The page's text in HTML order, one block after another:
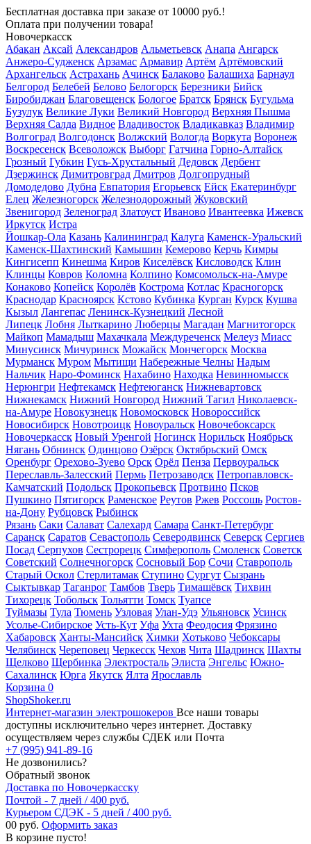
Бесплатная доставка при заказе от 10000 руб.!
Оплата при получении товара!
Новочеркасск
Абакан Аксай Александров Альметьевск Анапа Ангарск
Анжеро-Судженск Арзамас Армавир Артём Артёмовский
Архангельск Астрахань Ачинск Балаково Балашиха Барнаул
Белгород Белебей Белово Белогорск Березники Бийск
Биробиджан Благовещенск Бологое Братск Брянск Бугульма
Бузулук Великие Луки Великий Новгород Верхняя Пышма
Верхняя Салда Видное Владивосток Владикавказ Владимир
Волгоград Волгодонск Волжский Вологда Воркута Воронеж
Воскресенск Всеволожск Выборг Гатчина Горно-Алтайск
Грозный Губкин Гусь-Хрустальный Дедовск Дербент
Дзержинск Димитровград Дмитров Долгопрудный
Домодедово Дубна Евпатория Егорьевск Ейск Екатеринбург
Елец Железногорск Железнодорожный Жуковский
Звенигород Зеленоград Златоуст Иваново Ивантеевка Ижевск
Иркутск Истра
Йошкар-Ола Казань Калининград Калуга Каменск-Уральский
Каменск-Шахтинский Камышин Кемерово Керчь Кимры
Кингисепп Кинешма Киров Киселёвск Кисловодск Клин
Клинцы Ковров Коломна Колпино Комсомольск-на-Амуре
Конаково Копейск Королёв Кострома Котлас Красногорск
Краснодар Красноярск Кстово Кубинка Курган Курск Кушва
Кызыл Лангепас Ленинск-Кузнецкий Лесной
Липецк Лобня Лыткарино Люберцы Магадан Магнитогорск
Майкоп Мамадыш Махачкала Междуреченск Мелеуз Миасс
Минусинск Мичуринск Можайск Мончегорск Москва
Мурманск Муром Мытищи Набережные Челны Надым
Нальчик Наро-Фоминск Нахабино Находка Невинномысск
Нерюнгри Нефтекамск Нефтеюганск Нижневартовск
Нижнекамск Нижний Новгород Нижний Тагил Николаевск-
на-Амуре Новокузнецк Новомосковск Новороссийск
Новосибирск Новотроицк Новоуральск Новочебоксарск
Новочеркасск Новый Уренгой Ногинск Норильск Ноябрьск
Нягань Обнинск Одинцово Озёрск Октябрьский Омск
Оренбург Орехово-Зуево Орск Орёл Пенза Первоуральск
Переславль-Залесский Пермь Петрозаводск Петропавловск-
Камчатский Подольск Прокопьевск Протвино Псков
Пушкино Пятигорск Раменское Реутов Ржев Россошь Ростов-
на-Дону Рубцовск Рыбинск
Рязань Саки Салават Салехард Самара Санкт-Петербург
Саранск Саратов Севастополь Северодвинск Северск Сергиев
Посад Серпухов Сестрорецк Симферополь Смоленск Советск
Советский Солнечногорск Сосновый Бор Сочи Ставрополь
Старый Оскол Стерлитамак Ступино Сургут Сызрань
Сыктывкар Таганрог Тамбов Тверь Тимашёвск Тихвин
Тихорецк Тобольск Тольятти Томск Туапсе
Туймазы Тула Тюмень Узловая Улан-Удэ Ульяновск Усинск
Усолье-Сибирское Усть-Кут Уфа Ухта Феодосия Фрязино
Хабаровск Ханты-Мансийск Химки Хотьково Чебоксары
Челябинск Череповец Черкесск Чехов Чита Шадринск Шахты
Щелково Щербинка Электросталь Элиста Энгельс Южно-
Сахалинск Юрга Якутск Ялта Ярославль
Корзина 0
ShopShoker.ru
Интернет-магазин электрошокеров Все наши товары
доступны исключительно через интернет. Доставку
осуществляем через службы СДЕК или Почта
+7 (995) 941-89-16
Не дозвонились?
Обратный звонок
Доставка по Новочеркасску
Почтой - 7 дней / 400 руб.
Курьером СДЭК - 5 дней / 400 руб.
00 руб. Оформить заказ
В корзине пусто!